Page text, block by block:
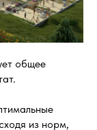
общее
из норм,